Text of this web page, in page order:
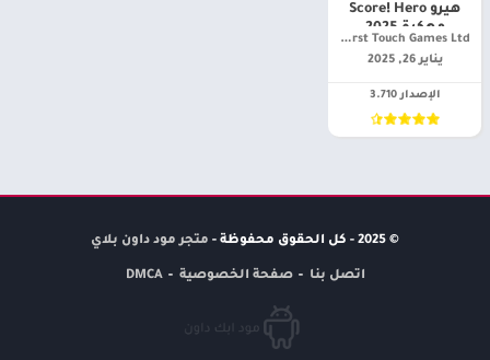
هيرو Score! Hero
مهكرة 2025
First Touch Games Ltd.‏
يناير 26, 2025
الإصدار 3.710
© 2025 - كل الحقوق محفوظة - متجر مود داون بلاي
اتصل بنا صفحة الخصوصية DMCA